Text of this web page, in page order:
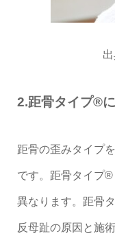
出
2.距骨タイプ®
距骨の歪みタイプ
です。距骨タイプ
異なります。距骨
反母趾の原因と施